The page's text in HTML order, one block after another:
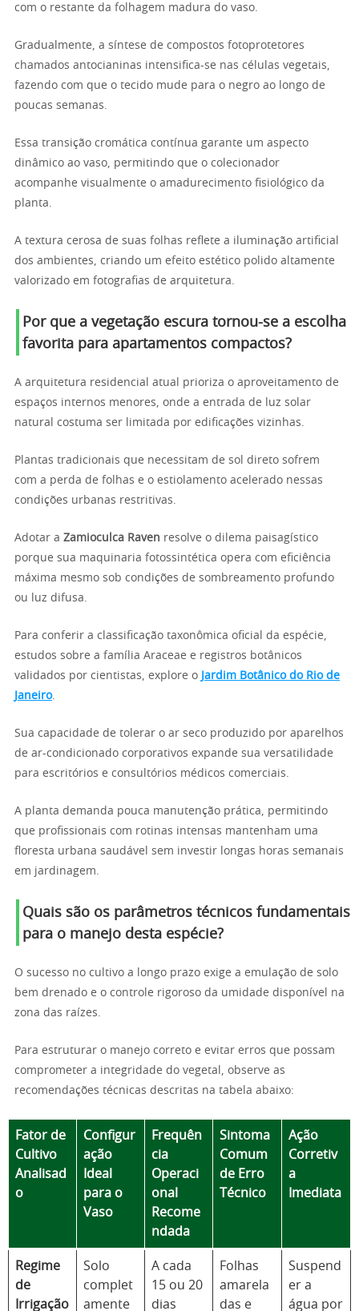
com o restante da folhagem madura do vaso.
Gradualmente, a síntese de compostos fotoprotetores
chamados antocianinas intensifica-se nas células vegetais,
fazendo com que o tecido mude para o negro ao longo de
poucas semanas.
Essa transição cromática contínua garante um aspecto
dinâmico ao vaso, permitindo que o colecionador
acompanhe visualmente o amadurecimento fisiológico da
planta.
A textura cerosa de suas folhas reflete a iluminação artificial
dos ambientes, criando um efeito estético polido altamente
valorizado em fotografias de arquitetura.
Por que a vegetação escura tornou-se a escolha
favorita para apartamentos compactos?
A arquitetura residencial atual prioriza o aproveitamento de
espaços internos menores, onde a entrada de luz solar
natural costuma ser limitada por edificações vizinhas.
Plantas tradicionais que necessitam de sol direto sofrem
com a perda de folhas e o estiolamento acelerado nessas
condições urbanas restritivas.
Adotar a Zamioculca Raven resolve o dilema paisagístico
porque sua maquinaria fotossintética opera com eficiência
máxima mesmo sob condições de sombreamento profundo
ou luz difusa.
Para conferir a classificação taxonômica oficial da espécie,
estudos sobre a família Araceae e registros botânicos
validados por cientistas, explore o Jardim Botânico do Rio de
Janeiro.
Sua capacidade de tolerar o ar seco produzido por aparelhos
de ar-condicionado corporativos expande sua versatilidade
para escritórios e consultórios médicos comerciais.
A planta demanda pouca manutenção prática, permitindo
que profissionais com rotinas intensas mantenham uma
floresta urbana saudável sem investir longas horas semanais
em jardinagem.
Quais são os parâmetros técnicos fundamentais
para o manejo desta espécie?
O sucesso no cultivo a longo prazo exige a emulação de solo
bem drenado e o controle rigoroso da umidade disponível na
zona das raízes.
Para estruturar o manejo correto e evitar erros que possam
comprometer a integridade do vegetal, observe as
recomendações técnicas descritas na tabela abaixo:
Fator de
Cultivo
Analisad
o
Configur
ação
Ideal
para o
Vaso
Frequên
cia
Operaci
onal
Recome
ndada
Sintoma
Comum
de Erro
Técnico
Ação
Corretiv
a
Imediata
Regime
de
Irrigação
Solo
complet
amente
A cada
15 ou 20
dias
Folhas
amarela
das e
Suspend
er a
água por